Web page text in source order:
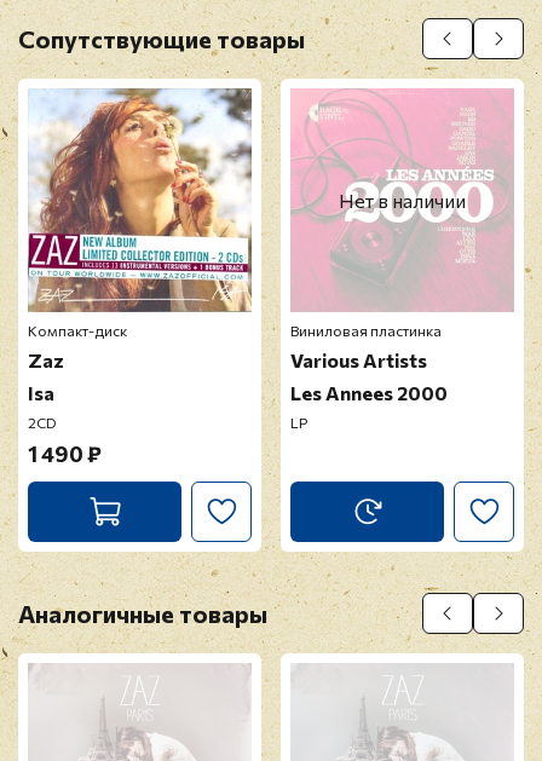
Оставить отзыв
Перед публикацией отзывы проходят
модерацию
Сопутствующие товары
Компакт-диск
Zaz
Isa
2CD
1 490 ₽
Нет в наличии
Виниловая пластинка
Various Artists
Les Annees 2000
LP
Аналогичные товары